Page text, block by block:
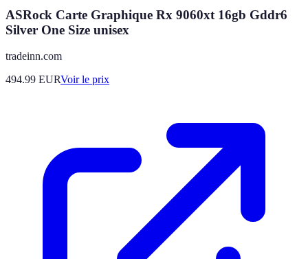
ASRock Carte Graphique Rx 9060xt 16gb Gddr6
Silver One Size unisex
tradeinn.com
494.99 EURVoir le prix